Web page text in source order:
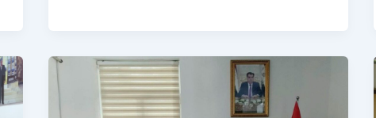
ВОХӮРИИ
РОҲБАРИЯТИ
АГЕНТИИ